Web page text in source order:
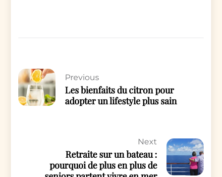
Previous
Les bienfaits du citron pour
adopter un lifestyle plus sain
Next
Retraite sur un bateau :
pourquoi de plus en plus de